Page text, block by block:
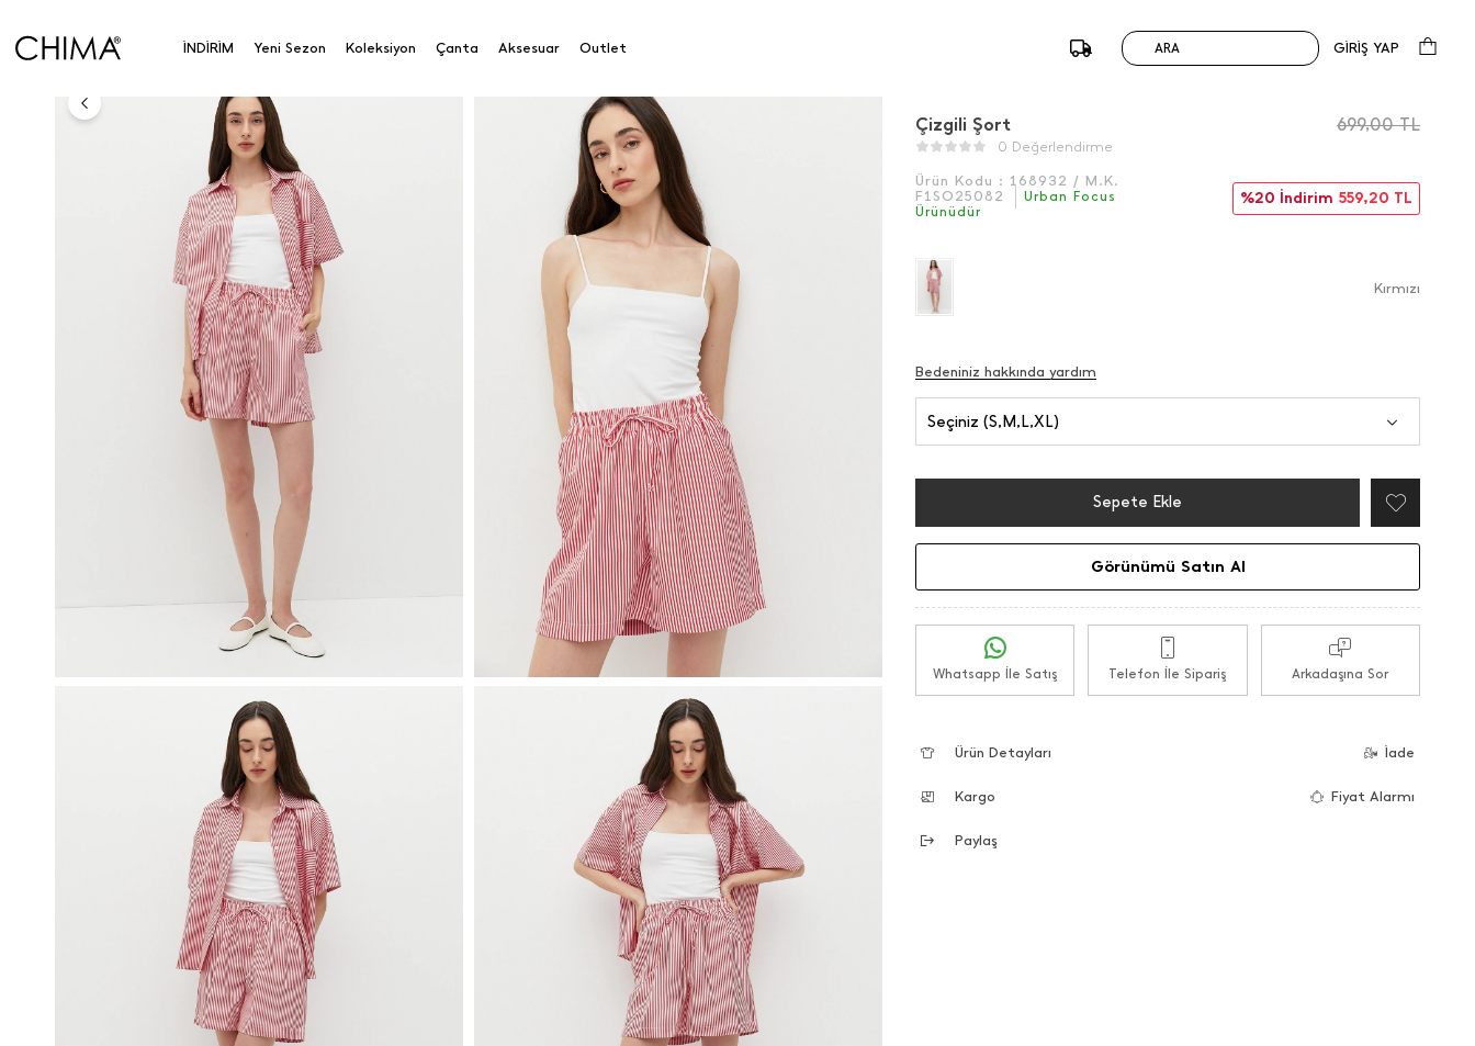
İNDİRİM Yeni Sezon Koleksiyon Çanta Aksesuar Outlet ARA GİRİŞ YAP
Çizgili Şort
Çizgili Şort
0 Değerlendirme
Ürün Kodu : 168932 / M.K.
F1SO25082
Urban Focus
Ürünüdür
699,00TL
%20 İndirim 559,20 TL
Kırmızı
Bedeniniz hakkında yardım
Seçiniz (S,M,L,XL)
Sepete Ekle
Görünümü Satın Al
Whatsapp İle Satış Telefon İle Sipariş Arkadaşına Sor
Ürün Detayları İade
Kargo Fiyat Alarmı
Paylaş